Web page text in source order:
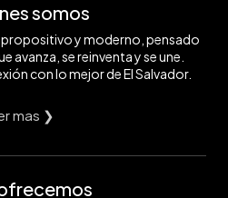
somos
y moderno, pensado
avanza, se reinventa y se une.
con lo mejor de El Salvador.
mas ❯